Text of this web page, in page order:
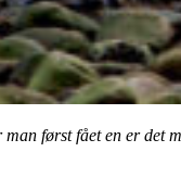
først fået en er